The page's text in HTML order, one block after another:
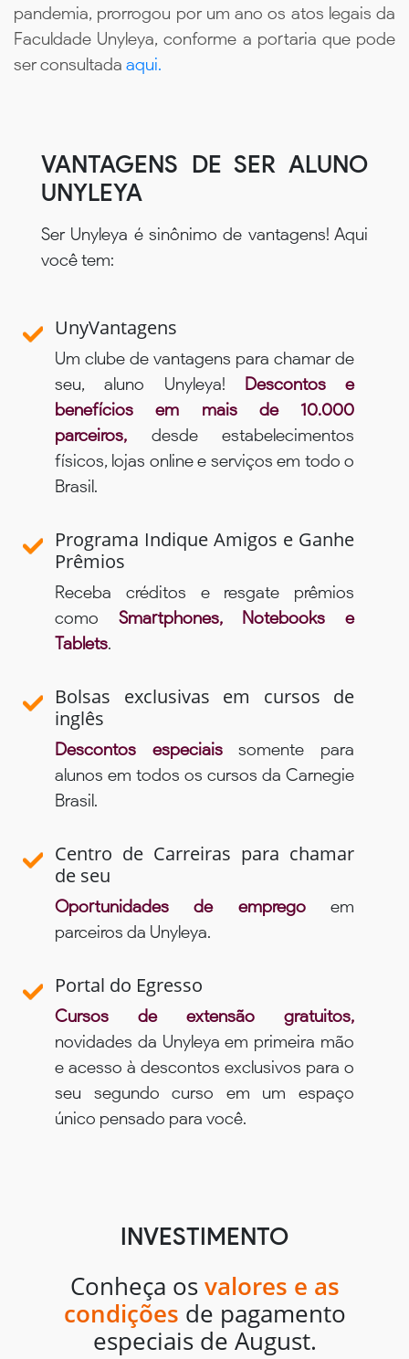
pandemia, prorrogou por um ano os atos legais da
Faculdade Unyleya, conforme a portaria que pode
ser consultada aqui.
VANTAGENS DE SER ALUNO
UNYLEYA
Ser Unyleya é sinônimo de vantagens! Aqui
você tem:
UnyVantagens
Um clube de vantagens para chamar de
seu, aluno Unyleya! Descontos e
benefícios em mais de 10.000
parceiros, desde estabelecimentos
físicos, lojas online e serviços em todo o
Brasil.
Programa Indique Amigos e Ganhe
Prêmios
Receba créditos e resgate prêmios
como Smartphones, Notebooks e
Tablets.
Bolsas exclusivas em cursos de
inglês
Descontos especiaissomente para
alunos em todos os cursos da Carnegie
Brasil.
Centro de Carreiras para chamar
de seu
Oportunidades de empregoem
parceiros da Unyleya.
Portal do Egresso
Cursos de extensão gratuitos,
novidades da Unyleya em primeira mão
e acesso à descontos exclusivos para o
seu segundo curso em um espaço
único pensado para você.
INVESTIMENTO
Conheça os valores e as
condições de pagamento
especiais de August.